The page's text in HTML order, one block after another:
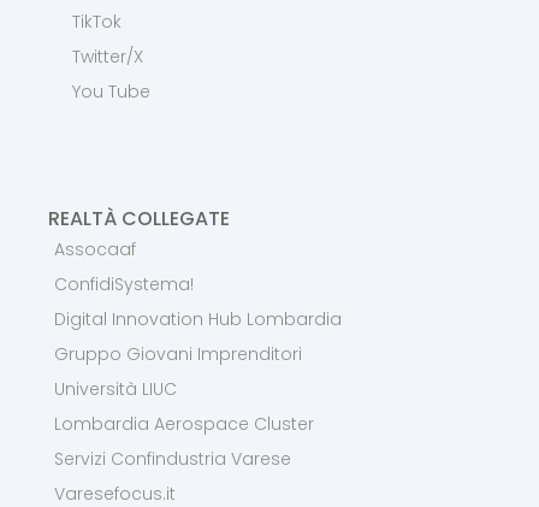
TikTok
Twitter/X
You Tube
REALTÀ COLLEGATE
Assocaaf
ConfidiSystema!
Digital Innovation Hub Lombardia
Gruppo Giovani Imprenditori
Università LIUC
Lombardia Aerospace Cluster
Servizi Confindustria Varese
Varesefocus.it